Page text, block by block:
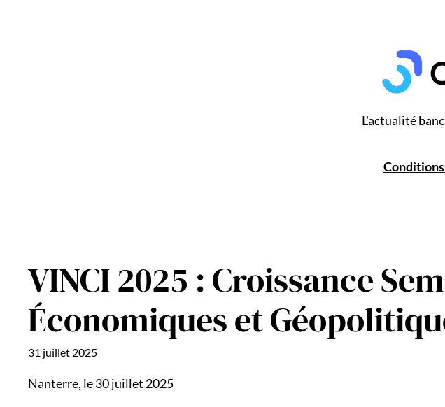
L'actualité
Conditions
VINCI 2025 : Croissance
Économiques et
31 juillet 2025
Nanterre, le 30 juillet 2025